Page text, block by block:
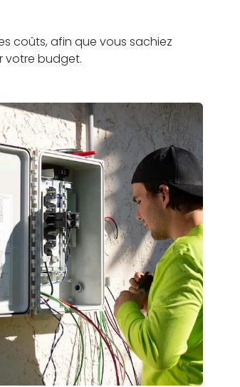
coûts, afin que vous sachiez
votre budget.